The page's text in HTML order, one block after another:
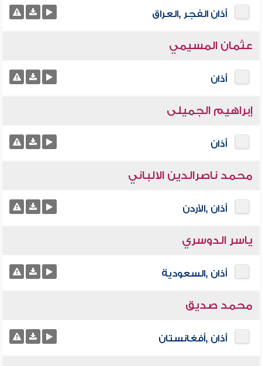
أذان الفجر ,العراق
عثمان المسيمي
أذان
إبراهيم الجميلى
أذان
محمد ناصرالدين الالباني
أذان ,الأردن
ياسر الدوسري
أذان ,السعودية
محمد صديق
أذان ,أفغانستان